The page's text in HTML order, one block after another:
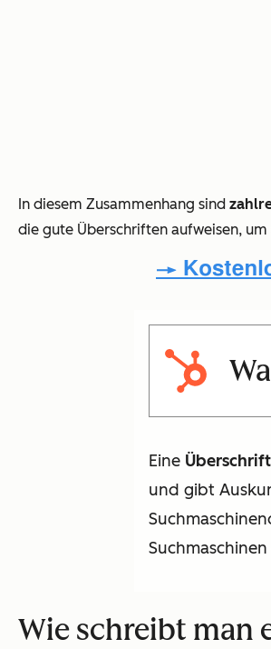
In diesem Zusammenhang sind
die gute Überschriften aufweisen,
Eine Überschrift
und gibt
Wie schreibt man